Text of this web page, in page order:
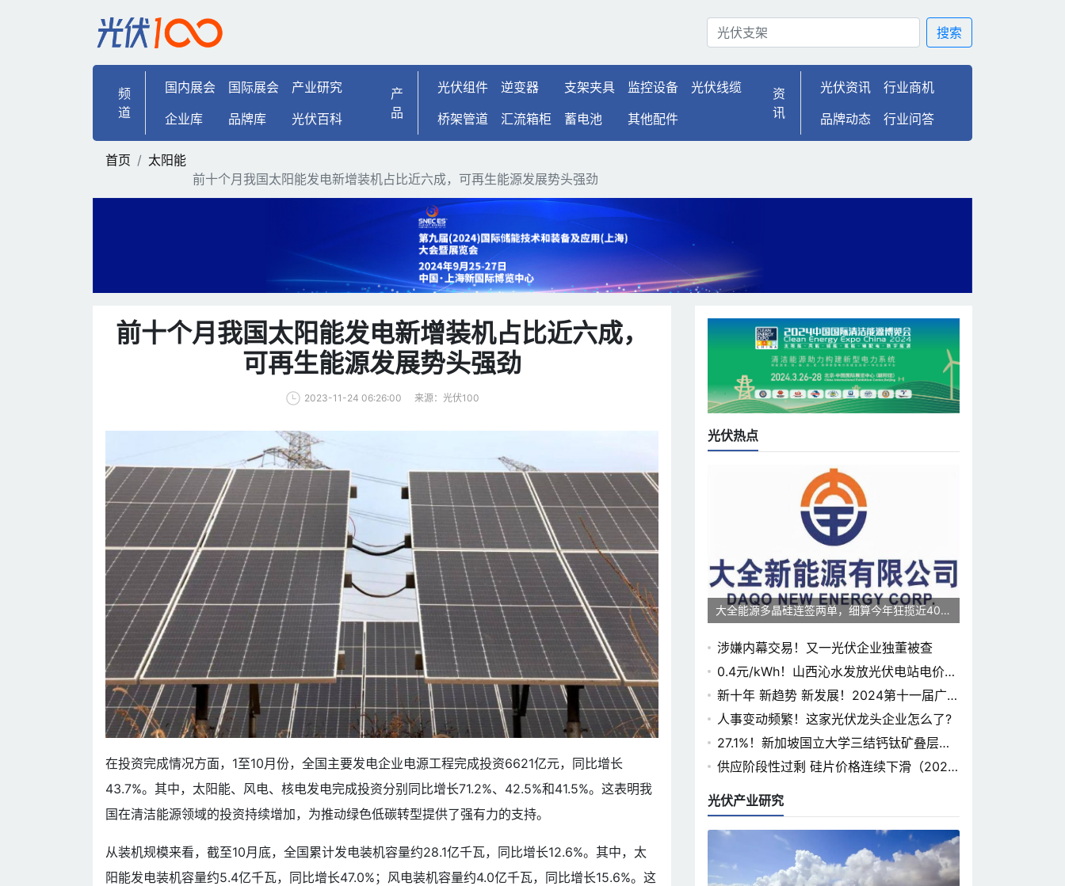
前十个月我国太阳能发电新增装机占比近六成，可再生能源发展势头强劲 |
搜索
频
道
国内展会 国际展会
产业研究
企业库
品牌库 光伏百科
产
品
光伏组件 逆变器 支架夹具 监控设备
光伏线缆
桥架管道
汇流箱柜 蓄电池 其他配件
资
讯
光伏资讯
行业商机
品牌动态
行业问答
首页
太阳能
前十个月我国太阳能发电新增装机占比近六成，可再生能源发展势头强劲
前十个月我国太阳能发电新增装机占比近六成，
可再生能源发展势头强劲
2023-11-24 06:26:00 来源：光伏100
在投资完成情况方面，1至10月份，全国主要发电企业电源工程完成投资6621亿元，同比增长
43.7%。其中，太阳能、风电、核电发电完成投资分别同比增长71.2%、42.5%和41.5%。这表明我
国在清洁能源领域的投资持续增加，为推动绿色低碳转型提供了强有力的支持。
从装机规模来看，截至10月底，全国累计发电装机容量约28.1亿千瓦，同比增长12.6%。其中，太
阳能发电装机容量约5.4亿千瓦，同比增长47.0%；风电装机容量约4.0亿千瓦，同比增长15.6%。这
光伏热点
大全能源多晶硅连签两单，细算今年狂揽近400
0亿元
涉嫌内幕交易！又一光伏企业独董被查
0.4元/kWh！山西沁水发放光伏电站电价补
贴
新十年 新趋势 新发展！2024第十一届广东
省光伏论坛即将开幕
人事变动频繁！这家光伏龙头企业怎么了?
27.1%！新加坡国立大学三结钙钛矿叠层认
证率突破
供应阶段性过剩 硅片价格连续下滑（2024.
光伏产业研究